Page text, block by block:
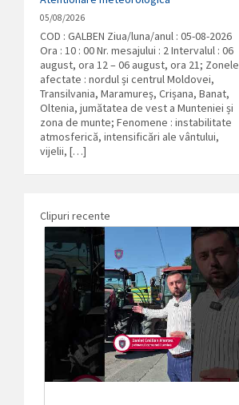
05/08/2026
COD : GALBEN Ziua/luna/anul : 05-08-2026
Ora : 10 : 00 Nr. mesajului : 2 Intervalul : 06
august, ora 12 – 06 august, ora 21; Zonele
afectate : nordul și centrul Moldovei,
Transilvania, Maramureș, Crișana, Banat,
Oltenia, jumătatea de vest a Munteniei și
zona de munte; Fenomene : instabilitate
atmosferică, intensificări ale vântului,
vijelii, […]
Clipuri recente